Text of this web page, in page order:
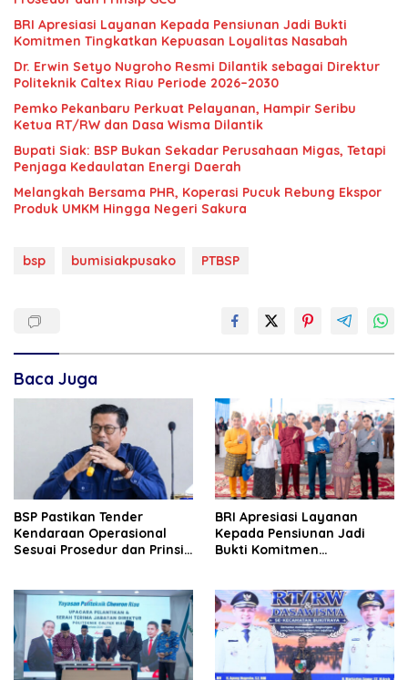
BRI Apresiasi Layanan Kepada Pensiunan Jadi Bukti
Komitmen Tingkatkan Kepuasan Loyalitas Nasabah
‎Dr. Erwin Setyo Nugroho Resmi Dilantik sebagai Direktur
Politeknik Caltex Riau Periode 2026–2030
Pemko Pekanbaru Perkuat Pelayanan, Hampir Seribu
Ketua RT/RW dan Dasa Wisma Dilantik
Bupati Siak: BSP Bukan Sekadar Perusahaan Migas, Tetapi
Penjaga Kedaulatan Energi Daerah
Melangkah Bersama PHR, Koperasi Pucuk Rebung Ekspor
Produk UMKM Hingga Negeri Sakura
bsp bumisiakpusako PTBSP
Baca Juga
BSP Pastikan Tender
Kendaraan Operasional
Sesuai Prosedur dan Prinsip
BRI Apresiasi Layanan
Kepada Pensiunan Jadi
Bukti Komitmen